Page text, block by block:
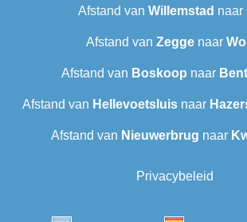
Afstand van Willemstad naar
Afstand van Zeggenaar
Afstand van Boskoop naar
Afstand van Hellevoetsluis naar
Afstand van Nieuwerbrug naar
Privacybeleid